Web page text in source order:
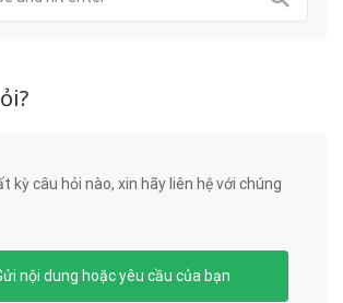
kỳ câu hỏi nào, xin hãy liên hệ với chúng
nội dung hoặc yêu cầu của bạn